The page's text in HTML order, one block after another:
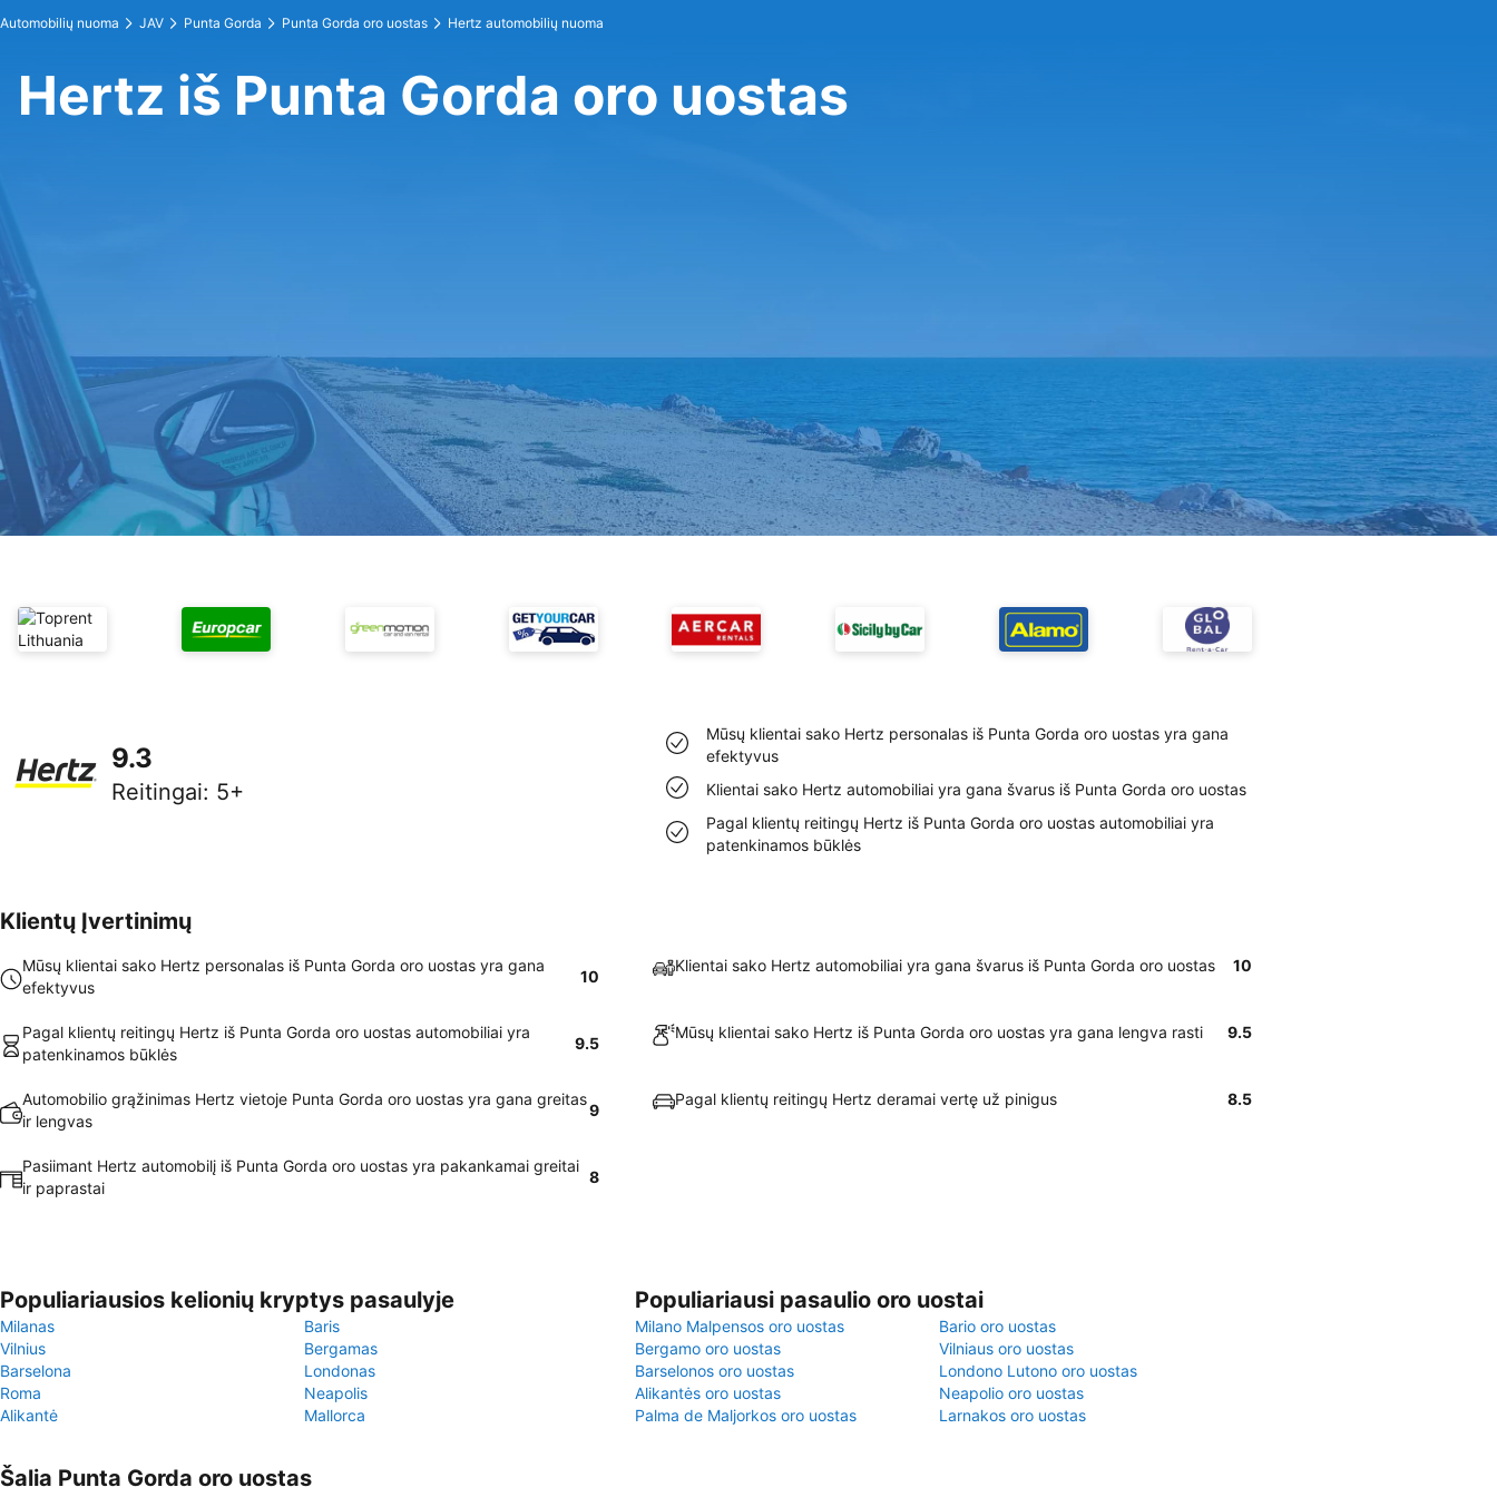
Automobilių nuoma JAV Punta Gorda Punta Gorda oro uostas Hertz automobilių nuoma
Hertz iš Punta Gorda oro uostas
9.3
Reitingai: 5+
Mūsų klientai sako Hertz personalas iš Punta Gorda oro uostas yra gana
efektyvus
Klientai sako Hertz automobiliai yra gana švarus iš Punta Gorda oro uostas
Pagal klientų reitingų Hertz iš Punta Gorda oro uostas automobiliai yra
patenkinamos būklės
Klientų Įvertinimų
Mūsų klientai sako Hertz personalas iš Punta Gorda oro uostas yra gana
efektyvus
10
Klientai sako Hertz automobiliai yra gana švarus iš Punta Gorda oro uostas 10
Pagal klientų reitingų Hertz iš Punta Gorda oro uostas automobiliai yra
patenkinamos būklės
9.5
Mūsų klientai sako Hertz iš Punta Gorda oro uostas yra gana lengva rasti 9.5
Automobilio grąžinimas Hertz vietoje Punta Gorda oro uostas yra gana greitas
ir lengvas
9
Pagal klientų reitingų Hertz deramai vertę už pinigus 8.5
Pasiimant Hertz automobilį iš Punta Gorda oro uostas yra pakankamai greitai
ir paprastai
8
Populiariausios kelionių kryptys pasaulyje
Milanas
Baris
Vilnius
Bergamas
Barselona
Londonas
Roma
Neapolis
Alikantė
Mallorca
Populiariausi pasaulio oro uostai
Milano Malpensos oro uostas
Bario oro uostas
Bergamo oro uostas
Vilniaus oro uostas
Barselonos oro uostas
Londono Lutono oro uostas
Alikantės oro uostas
Neapolio oro uostas
Palma de Maljorkos oro uostas
Larnakos oro uostas
Šalia Punta Gorda oro uostas